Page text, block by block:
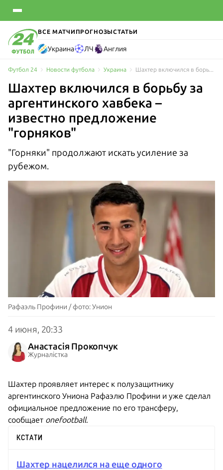
ВСЕ МАТЧИ ПРОГНОЗЫСТАТЬИ
Украина ЛЧ Англия
Футбол 24 Новости футбола Украина
Шахтер включился в борьбу за
аргентинского хавбека –
известно предложение
"горняков"
"Горняки" продолжают искать усиление за
рубежом.
Рафаэль Профини / фото: Унион
4 июня, 20:33
Анастасія Прокопчук
Журналістка
Шахтер проявляет интерес к полузащитнику
аргентинского Униона Рафаэлю Профини и уже сделал
официальное предложение по его трансферу,
сообщает onefootball.
КСТАТИ
Шахтер нацелился на еще одного